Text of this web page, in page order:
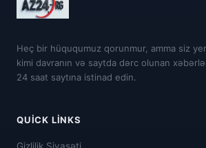
Heç bir hüququmuz qorunmur, amma siz
kimi davranın və saytda dərc olunan
24 saat saytına istinad edin.
QUICK LINKS